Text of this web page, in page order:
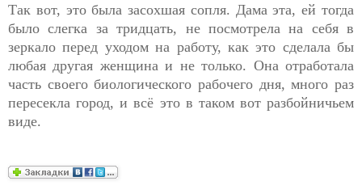
Так вот, это была засохшая сопля. Дама эта, ей тогда
было слегка за тридцать, не посмотрела на себя в
зеркало перед уходом на работу, как это сделала бы
любая другая женщина и не только. Она отработала
часть своего биологического рабочего дня, много раз
пересекла город, и всё это в таком вот разбойничьем
виде.